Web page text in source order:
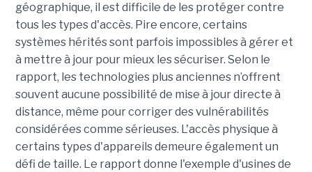
géographique, il est difficile de les protéger contre
tous les types d'accès. Pire encore, certains
systèmes hérités sont parfois impossibles à gérer et
à mettre à jour pour mieux les sécuriser. Selon le
rapport, les technologies plus anciennes n’offrent
souvent aucune possibilité de mise à jour directe à
distance, même pour corriger des vulnérabilités
considérées comme sérieuses. L'accès physique à
certains types d'appareils demeure également un
défi de taille. Le rapport donne l'exemple d'usines de